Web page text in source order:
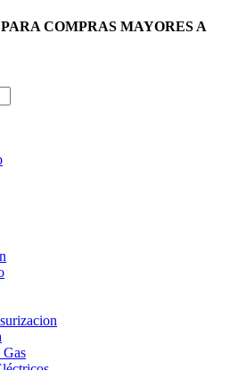
PARA COMPRAS MAYORES A
Gas